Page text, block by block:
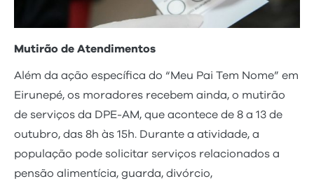
Mutirão de Atendimentos
Além da ação específica do “Meu Pai Tem Nome” em
Eirunepé, os moradores recebem ainda, o mutirão
de serviços da DPE-AM, que acontece de 8 a 13 de
outubro, das 8h às 15h. Durante a atividade, a
população pode solicitar serviços relacionados a
pensão alimentícia, guarda, divórcio,